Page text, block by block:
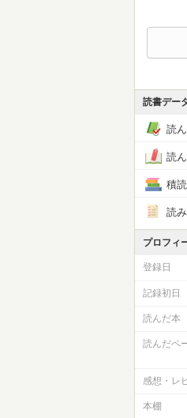
読書デー
読
読
積
読
プロフィ
登録日
記録初日
読んだ本
読んだペ
感想・レ
本棚